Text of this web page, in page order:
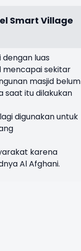
Smart Village
dengan luas
mencapai sekitar
masjid belum
itu dilakukan
digunakan untuk
karena
Al Afghani.